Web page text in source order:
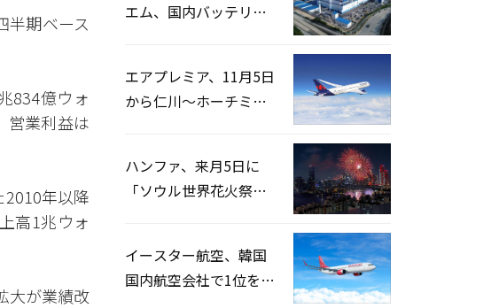
半期ベース
834億ウォ
営業利益は
年以降
高1兆ウォ
大が業績改
エム、国内バッテリー
エアプレミア、11月5日
から仁川〜ホーチミン
ハンファ、来月5日に
「ソウル世界花火祭り
イースター航空、韓国
国内航空会社で1位を記